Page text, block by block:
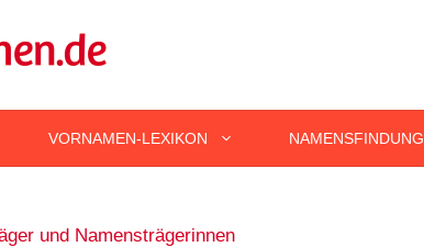
VORNAMEN-LEXIKON NAMENSFINDUNG
und Namensträgerinnen